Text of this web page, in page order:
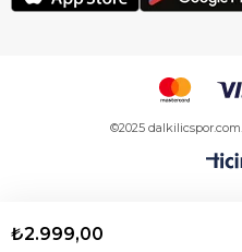
©2025
₺2.999,00